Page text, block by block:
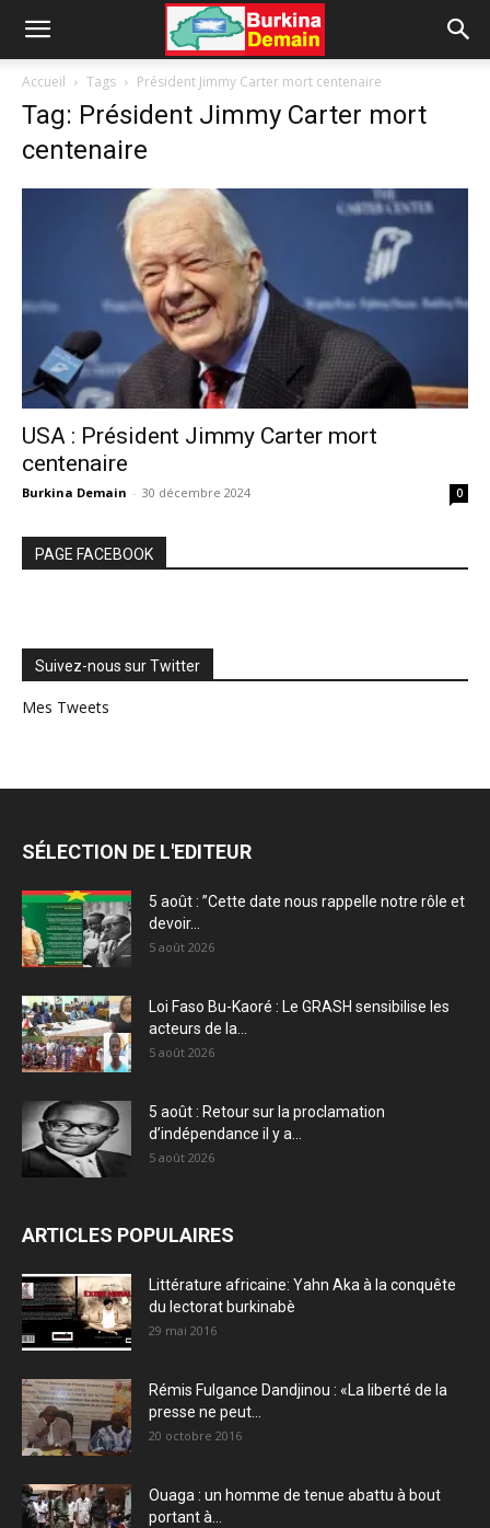
Accueil Tags Président Jimmy Carter mort centenaire
Tag: Président Jimmy Carter mort
centenaire
USA : Président Jimmy Carter mort
centenaire
Burkina Demain - 30 décembre 2024 0
PAGE FACEBOOK
Suivez-nous sur Twitter
Mes Tweets
SÉLECTION DE L'EDITEUR
5 août : ”Cette date nous rappelle notre rôle et
devoir...
5 août 2026
Loi Faso Bu-Kaoré : Le GRASH sensibilise les
acteurs de la...
5 août 2026
5 août : Retour sur la proclamation
d’indépendance il y a...
5 août 2026
ARTICLES POPULAIRES
Littérature africaine: Yahn Aka à la conquête
du lectorat burkinabè
29 mai 2016
Rémis Fulgance Dandjinou : «La liberté de la
presse ne peut...
20 octobre 2016
Ouaga : un homme de tenue abattu à bout
portant à...